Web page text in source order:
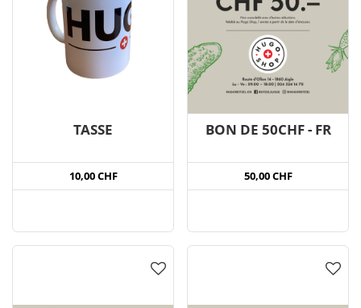
TASSE
10,00 CHF
BON DE 50CHF - FR
50,00 CHF